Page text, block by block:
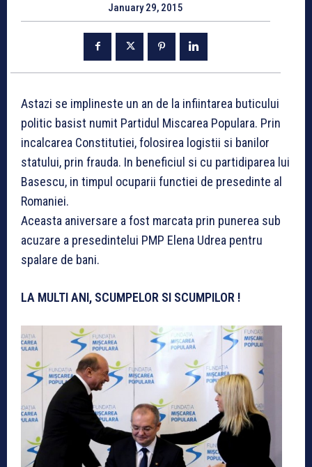
January 29, 2015
Astazi se implineste un an de la infiintarea buticului
politic basist numit Partidul Miscarea Populara. Prin
incalcarea Constitutiei, folosirea logistii si banilor
statului, prin frauda. In beneficiul si cu partidiparea lui
Basescu, in timpul ocuparii functiei de presedinte al
Romaniei.
Aceasta aniversare a fost marcata prin punerea sub
acuzare a presedintelui PMP Elena Udrea pentru
spalare de bani.
LA MULTI ANI, SCUMPELOR SI SCUMPILOR !